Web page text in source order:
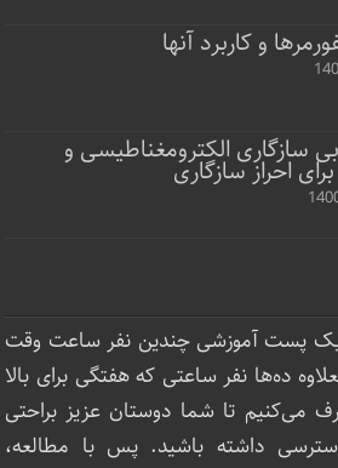
و کاربرد آنها
سازگاری الکترومغناطیسی و
احراز سازگاری
یک پست آموزشی چندین نفر ساعت‌ وقت
ده‌ها نفر ساعتی که هفتگی برای بالا
تا شما دوستان عزیز براحتی
داشته باشید. پس با مطالعه،